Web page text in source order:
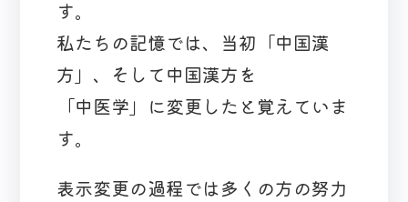
す。
私たちの記憶では、当初「中国漢
方」、そして中国漢方を
「中医学」に変更したと覚えていま
す。
表示変更の過程では多くの方の努力